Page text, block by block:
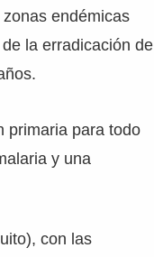
endémicas
la erradicación de
primaria para todo
y una
con las